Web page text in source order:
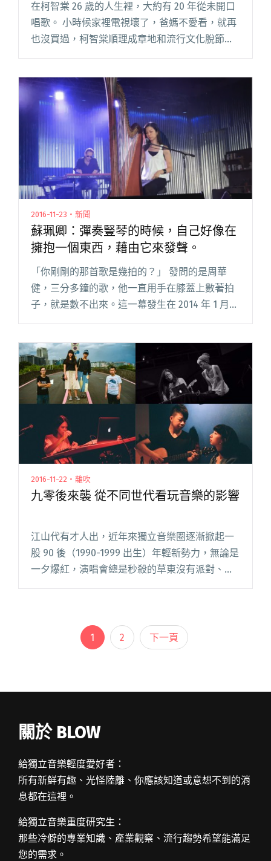
在柯智棠 26 歲的人生裡，大約有 20 年從未開口
唱歌。 小時候家裡電視壞了，爸媽不愛看，就再
也沒買過，柯智棠順理成章地和流行文化脫節
了。他對流行音樂和偶像劇一概不知，和同齡人
萱和魏如昀是他的表姐閱讀全文 "撫平傷口的歌
聲 他知道你不真的想流浪－－柯智棠專訪"
2016-11-23・新聞
蘇珮卿：彈奏豎琴的時候，自己好像在
擁抱一個東西，藉由它來發聲。
「你剛剛的那首歌是幾拍的？」 發問的是周華
健，三分多鐘的歌，他一直用手在膝蓋上數著拍
子，就是數不出來。這一幕發生在 2014 年 1 月
31 日《中國好歌曲》的舞臺上。歌曲的創作者和
學習古典音樂閱讀全文 "蘇珮卿：彈奏豎琴的時
候，自己好像在擁抱一個東西，藉由它來發聲。"
2016-11-22・雜吹
九零後來襲 從不同世代看玩音樂的影響
江山代有才人出，近年來獨立音樂圈逐漸掀起一
股 90 後（1990-1999 出生）年輕新勢力，無論是
一夕爆紅，演唱會總是秒殺的草東沒有派對、去
年奪下金音三項大獎的熊仔，或是從電視選秀節
代看玩音樂的影響"
1 2 下一頁
關於 BLOW
給獨立音樂輕度愛好者：
所有新鮮有趣、光怪陸離、你應該知道或意想不到的消
息都在這裡。
給獨立音樂重度研究生：
那些冷僻的專業知識、產業觀察、流行趨勢希望能滿足
您的需求。